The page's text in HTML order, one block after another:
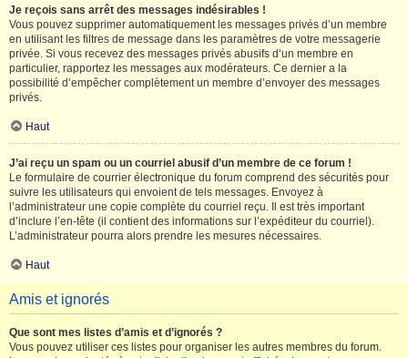
Je reçois sans arrêt des messages indésirables !
Vous pouvez supprimer automatiquement les messages privés d’un membre
en utilisant les filtres de message dans les paramètres de votre messagerie
privée. Si vous recevez des messages privés abusifs d’un membre en
particulier, rapportez les messages aux modérateurs. Ce dernier a la
possibilité d’empêcher complètement un membre d’envoyer des messages
privés.
Haut
J’ai reçu un spam ou un courriel abusif d’un membre de ce forum !
Le formulaire de courrier électronique du forum comprend des sécurités pour
suivre les utilisateurs qui envoient de tels messages. Envoyez à
l’administrateur une copie complète du courriel reçu. Il est très important
d’inclure l’en-tête (il contient des informations sur l’expéditeur du courriel).
L’administrateur pourra alors prendre les mesures nécessaires.
Haut
Amis et ignorés
Que sont mes listes d’amis et d’ignorés ?
Vous pouvez utiliser ces listes pour organiser les autres membres du forum.